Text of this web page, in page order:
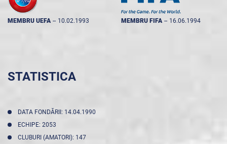
MEMBRU UEFA -- 10.02.1993 MEMBRU FIFA -- 16.06.1994
STATISTICA
DATA FONDĂRII: 14.04.1990
ECHIPE: 2053
CLUBURI (AMATORI): 147